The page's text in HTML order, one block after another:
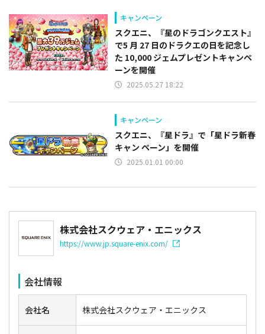
キャンペーン
スクエニ、『星のドラゴンクエスト』
で5 月 27 日のドラクエの日を記念し
た 10,000 ジェムプレゼントキャンペ
ーンを開催
2025.05.27 18:22
キャンペーン
スクエニ、『星ドラ』で「星ドラ新春
キャン ペーン」を開催
2025.01.01 00:00
株式会社スクウェア・エニックス
https://www.jp.square-enix.com/
会社情報
会社名 株式会社スクウェア・エニックス